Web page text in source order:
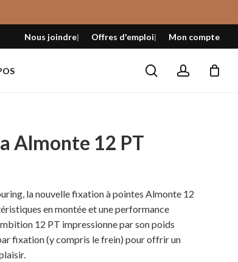
Nous joindre Offres d'emploi Mon compte
searchaccount
Fermer
le
panier
Almonte 12 PT
la nouvelle fixation à pointes Almonte 12
en montée et une performance
12 PT impressionne par son poids
fixation (y compris le frein) pour offrir un